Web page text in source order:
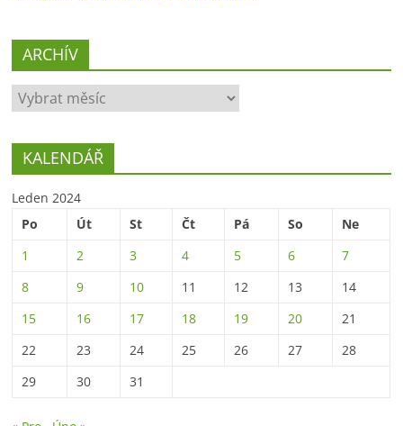
ARCHÍV
ARCHÍV
KALENDÁŘ
Leden 2024
Po
Út St Čt Pá So
Ne
1
2 3 4 5 6
7
8
9 10 11 12 13
14
15
16 17 18 19 20
21
22
23 24 25 26 27
28
29
30 31